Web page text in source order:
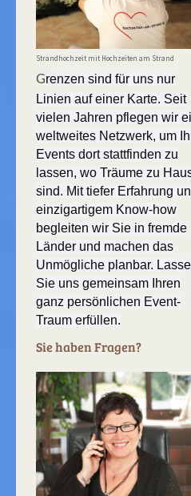
Strandhochzeit mit Hochzeiten am Strand
Grenzen sind für uns nur
Linien auf einer Karte. Seit
vielen Jahren pflegen wir
weltweites Netzwerk, um
Events dort stattfinden zu
lassen, wo Träume zu
sind. Mit tiefer Erfahrung
einzigartigem Know-how
begleiten wir Sie in fremde
Länder und machen das
Unmögliche planbar.
Sie uns gemeinsam Ihren
ganz persönlichen Event-
Traum erfüllen.
Sie haben Fragen?